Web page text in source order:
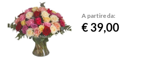
A partire da:
€ 39,00